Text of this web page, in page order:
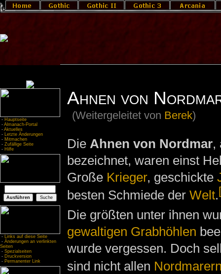
- Hauptseite
- Almanach-Portal
- Aktuelles
- Letzte Änderungen
- Mitmachen
- Zufällige Seite
- Hilfe
- Links auf diese Seite
- Änderungen an verlinkten
Seiten
- Spezialseiten
- Druckversion
- Permanenter Link
Ahnen von
(Weitergeleitet von Berek)
Die Ahnen von Nordmar,
bezeichnet, waren einst
Große Krieger, geschickte
besten Schmiede der Welt.
Die größten unter ihnen
gewaltigen Grabhöhlen
wurde vergessen. Doch
sind nicht allen